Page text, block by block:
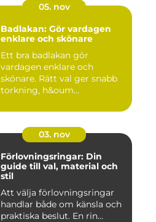
05. nov
Badlakan: Gör vardagen
enklare och skönare
Ett bra badlakan gör
vardagen enklare och
skönare. Rätt val ger snabb
torkning, h&oum...
03. nov
Förlovningsringar: Din
guide till val, material och
stil
Att välja förlovningsringar
handlar både om känsla och
praktiska beslut. En rin...